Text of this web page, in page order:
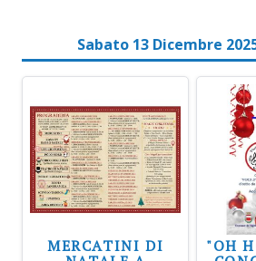
Sabato 13 Dicembre
MERCATINI DI "OH